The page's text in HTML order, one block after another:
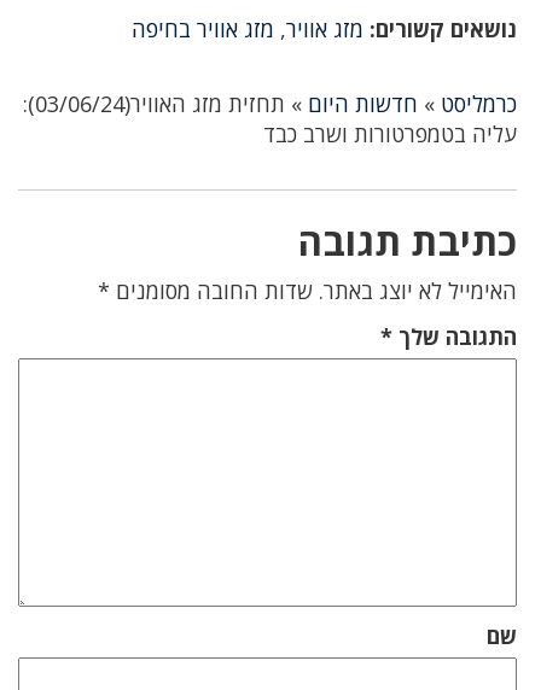
נושאים קשורים: מזג אוויר, מזג אוויר בחיפה
כרמליסט » חדשות היום »
תחזית מזג האוויר(03/06/24):
עליה בטמפרטורות ושרב כבד
כתיבת תגובה
האימייל לא יוצג באתר. שדות החובה מסומנים *
התגובה שלך *
שם